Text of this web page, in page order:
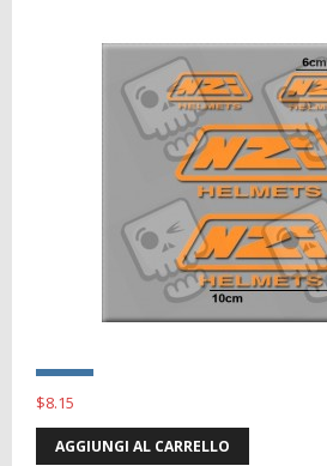
$8.15
AGGIUNGI AL CARRELLO